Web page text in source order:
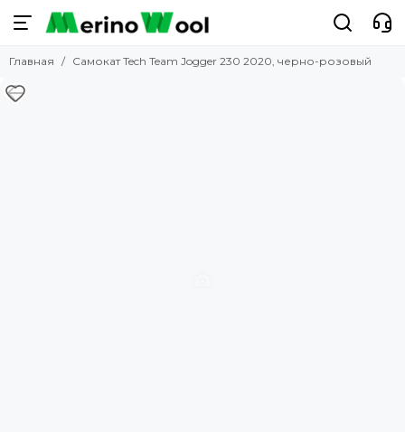
Главная Самокат Tech Team Jogger 230 2020, черно-розовый